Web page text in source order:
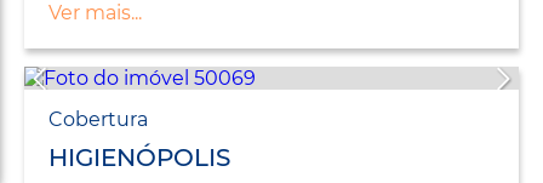
Ver mais...
Cobertura
HIGIENÓPOLIS